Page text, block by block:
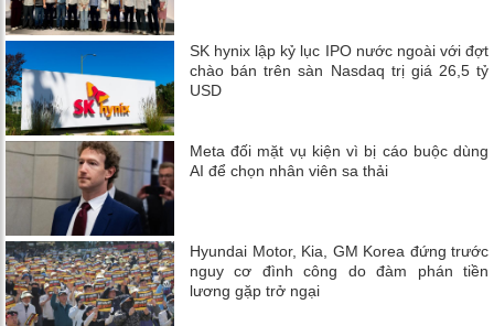
SK hynix lập kỷ lục IPO nước ngoài với đợt
chào bán trên sàn Nasdaq trị giá 26,5 tỷ
USD
Meta đối mặt vụ kiện vì bị cáo buộc dùng
AI để chọn nhân viên sa thải
Hyundai Motor, Kia, GM Korea đứng trước
nguy cơ đình công do đàm phán tiền
lương gặp trở ngại